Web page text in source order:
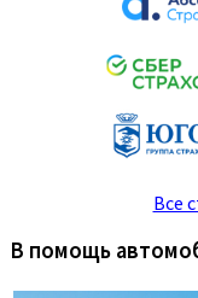
Все
В помощь